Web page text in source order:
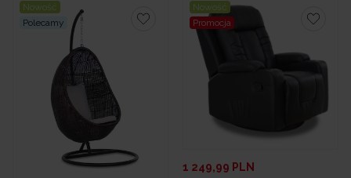
Nowość
Polecamy
Nowość
Promocja
1 249,99 PLN